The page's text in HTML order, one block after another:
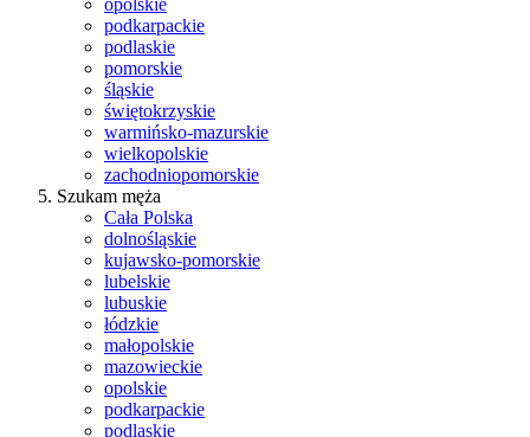
opolskie
podkarpackie
podlaskie
pomorskie
śląskie
świętokrzyskie
warmińsko-mazurskie
wielkopolskie
zachodniopomorskie
Szukam męża
Cała Polska
dolnośląskie
kujawsko-pomorskie
lubelskie
lubuskie
łódzkie
małopolskie
mazowieckie
opolskie
podkarpackie
podlaskie